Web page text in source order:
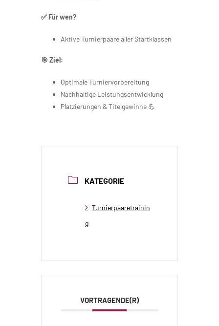
✅ Für wen?
Aktive Turnierpaare aller Startklassen
🎯 Ziel:
Optimale Turniervorbereitung
Nachhaltige Leistungsentwicklung
Platzierungen & Titelgewinne 💪
KATEGORIE
Turnierpaaretrainin
g
VORTRAGENDE(R)